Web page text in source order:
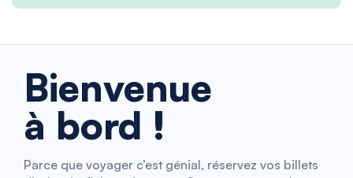
Bienvenue
à bord !
Parce que voyager c’est génial, réservez vos billets